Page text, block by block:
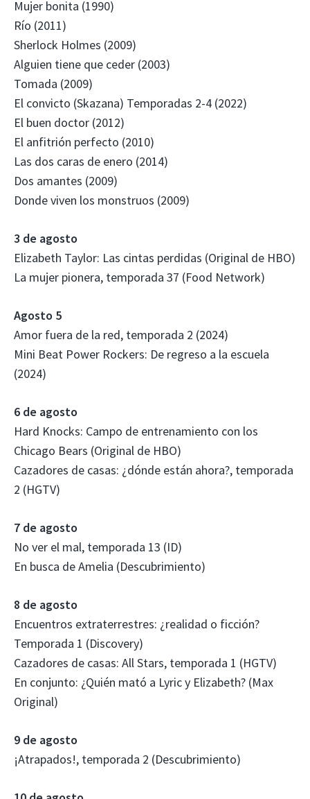
Mujer bonita (1990)
Río (2011)
Sherlock Holmes (2009)
Alguien tiene que ceder (2003)
Tomada (2009)
El convicto (Skazana) Temporadas 2-4 (2022)
El buen doctor (2012)
El anfitrión perfecto (2010)
Las dos caras de enero (2014)
Dos amantes (2009)
Donde viven los monstruos (2009)
3 de agosto
Elizabeth Taylor: Las cintas perdidas (Original de HBO)
La mujer pionera, temporada 37 (Food Network)
Agosto 5
Amor fuera de la red, temporada 2 (2024)
Mini Beat Power Rockers: De regreso a la escuela
(2024)
6 de agosto
Hard Knocks: Campo de entrenamiento con los
Chicago Bears (Original de HBO)
Cazadores de casas: ¿dónde están ahora?, temporada
2 (HGTV)
7 de agosto
No ver el mal, temporada 13 (ID)
En busca de Amelia (Descubrimiento)
8 de agosto
Encuentros extraterrestres: ¿realidad o ficción?
Temporada 1 (Discovery)
Cazadores de casas: All Stars, temporada 1 (HGTV)
En conjunto: ¿Quién mató a Lyric y Elizabeth? (Max
Original)
9 de agosto
¡Atrapados!, temporada 2 (Descubrimiento)